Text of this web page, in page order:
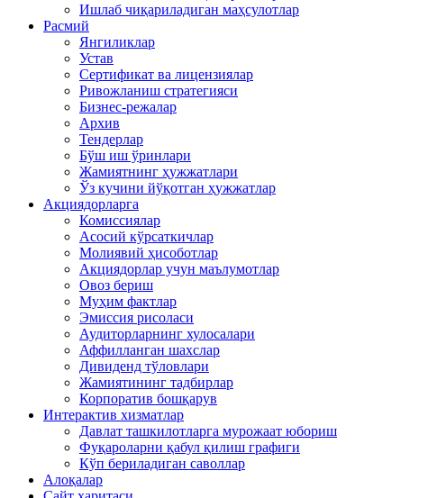
Ишлаб чиқариладиган маҳсулотлар
Расмий
Янгиликлар
Устав
Сертификат ва лицензиялар
Ривожланиш стратегияси
Бизнес-режалар
Архив
Тендерлар
Бўш иш ўринлари
Жамиятнинг ҳужжатлари
Ўз кучини йўқотган ҳужжатлар
Акциядорларга
Комиссиялар
Асосий кўрсаткичлар
Молиявий ҳисоботлар
Акциядорлар учун маълумотлар
Овоз бериш
Муҳим фактлар
Эмиссия рисоласи
Аудиторларнинг хулосалари
Аффилланган шахслар
Дивиденд тўловлари
Жамиятининг тадбирлар
Корпоратив бошқарув
Интерактив хизматлар
Давлат ташкилотларга мурожаат юбориш
Фуқароларни қабул қилиш графиги
Кўп бериладиган саволлар
Алоқалар